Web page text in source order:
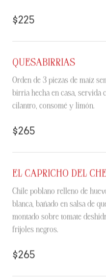
$225
QUESABIRRIAS
Orden de 3 piezas de maíz
birria hecha en casa, servida
cilantro, consomé y limón.
$265
EL CAPRICHO DEL
Chile poblano relleno de
blanca, bañado en salsa de
montado sobre tomate
frijoles negros.
$265